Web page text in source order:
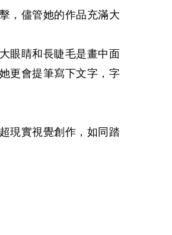
，儘管她的作品充滿大
眼睛和長睫毛是畫中面
更會提筆寫下文字，字
現實視覺創作，如同踏